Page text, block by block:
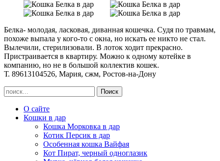
Трехцветная
кошка
Белка- молодая, ласковая, диванная кошечка. Судя по травмам,
похоже выпала у кого-то с окна, но искать ее никто не стал.
Вылечили, стерилизовали. В лоток ходит прекрасно.
Пристраивается в квартиру. Можно к одному котейке в
компанию, но не в большой коллектив кошек.
Т. 89613104526, Мария, сжм, Ростов-на-Дону
О сайте
Кошки в дар
Кошка Морковка в дар
Котик Персик в дар
Особенная кошка Вайфая
Кот Пират, черный одноглазик